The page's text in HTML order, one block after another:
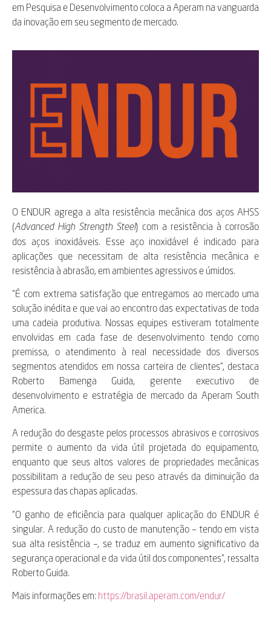
em Pesquisa e Desenvolvimento coloca a Aperam na vanguarda
da inovação em seu segmento de mercado.
O ENDUR agrega a alta resistência mecânica dos aços AHSS
(Advanced High Strength Steel) com a resistência à corrosão
dos aços inoxidáveis. Esse aço inoxidável é indicado para
aplicações que necessitam de alta resistência mecânica e
resistência à abrasão, em ambientes agressivos e úmidos.
“É com extrema satisfação que entregamos ao mercado uma
solução inédita e que vai ao encontro das expectativas de toda
uma cadeia produtiva. Nossas equipes estiveram totalmente
envolvidas em cada fase de desenvolvimento tendo como
premissa, o atendimento à real necessidade dos diversos
segmentos atendidos em nossa carteira de clientes”, destaca
Roberto Bamenga Guida, gerente executivo de
desenvolvimento e estratégia de mercado da Aperam South
America.
A redução do desgaste pelos processos abrasivos e corrosivos
permite o aumento da vida útil projetada do equipamento,
enquanto que seus altos valores de propriedades mecânicas
possibilitam a redução de seu peso através da diminuição da
espessura das chapas aplicadas.
“O ganho de eficiência para qualquer aplicação do ENDUR é
singular. A redução do custo de manutenção – tendo em vista
sua alta resistência –, se traduz em aumento significativo da
segurança operacional e da vida útil dos componentes”, ressalta
Roberto Guida.
Mais informações em: https://brasil.aperam.com/endur/